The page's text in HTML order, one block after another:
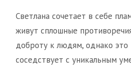
Светлана сочетает в себе
живут сплошные
доброту к людям, однако это
соседствует с уникальным